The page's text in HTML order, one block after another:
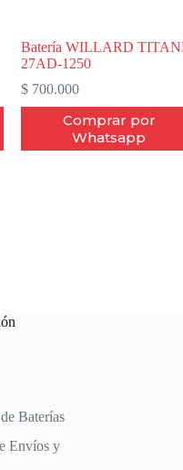
Batería WILLARD
27AD-1250
$700.000
Comprar por
Whatsapp
Baterías
Envíos y